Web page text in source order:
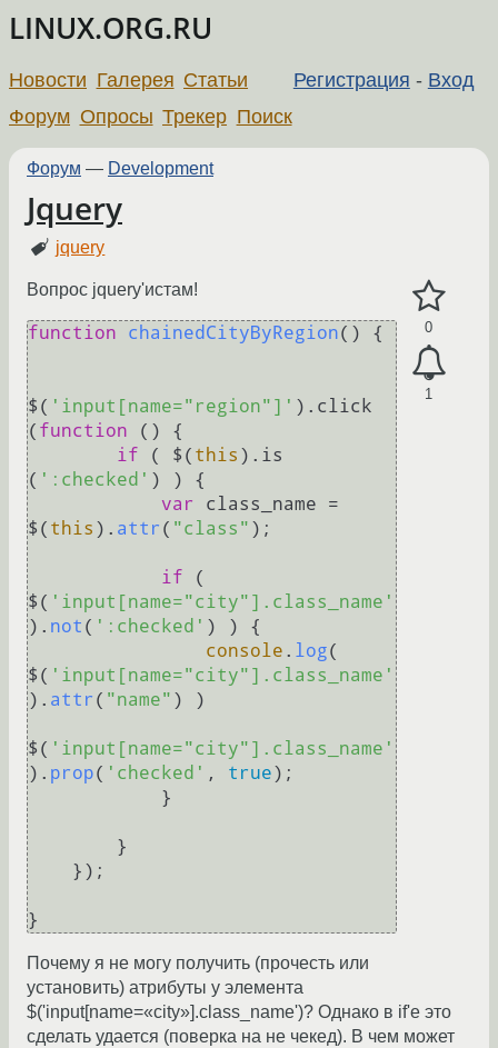
LINUX.ORG.RU
Регистрация - Вход
Новости Галерея Статьи
Форум Опросы Трекер Поиск
Форум — Development
Jquery
jquery
0
1
Вопрос jquery'истам!
function chainedCityByRegion( ) {
$( 'input[name="region"]' ). click
( function ( ) {
if ( $( this ). is
( ':checked' ) ) {
var
class_name =
$( this ). attr ( "class" );
if (
$( 'input[name="city"].class_name'
). not ( ':checked' ) ) {
console . log(
$( 'input[name="city"].class_name'
). attr ( "name" ) )
$( 'input[name="city"].class_name'
). prop( 'checked' , true);
Почему я не могу получить (прочесть или
установить) атрибуты у элемента
$('input[name=«city»].class_name')? Однако в if'e это
сделать удается (поверка на не чекед). В чем может